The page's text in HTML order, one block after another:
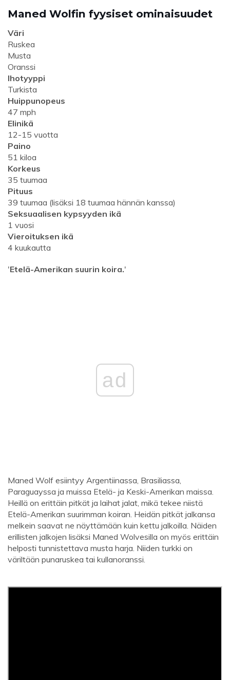
Maned Wolfin fyysiset ominaisuudet
Väri
Ruskea
Musta
Oranssi
Ihotyyppi
Turkista
Huippunopeus
47 mph
Elinikä
12-15 vuotta
Paino
51 kiloa
Korkeus
35 tuumaa
Pituus
39 tuumaa (lisäksi 18 tuumaa hännän kanssa)
Seksuaalisen kypsyyden ikä
1 vuosi
Vieroituksen ikä
4 kuukautta
'Etelä-Amerikan suurin koira.'
ad
Maned Wolf esiintyy Argentiinassa, Brasiliassa,
Paraguayssa ja muissa Etelä- ja Keski-Amerikan maissa.
Heillä on erittäin pitkät ja laihat jalat, mikä tekee niistä
Etelä-Amerikan suurimman koiran. Heidän pitkät jalkansa
melkein saavat ne näyttämään kuin kettu jalkoilla. Näiden
erillisten jalkojen lisäksi Maned Wolvesilla on myös erittäin
helposti tunnistettava musta harja. Niiden turkki on
väriltään punaruskea tai kullanoranssi.